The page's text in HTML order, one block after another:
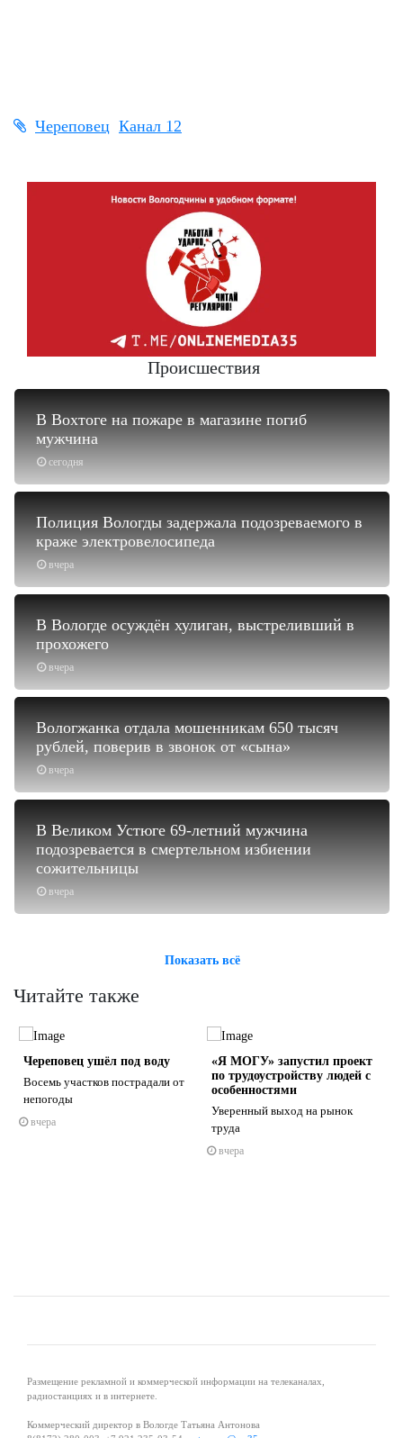
Череповец Канал 12
Происшествия
сегодня
В Вохтоге на пожаре в магазине погиб
мужчина
вчера
Полиция Вологды задержала подозреваемого в
краже электровелосипеда
вчера
В Вологде осуждён хулиган, выстреливший в
прохожего
вчера
Вологжанка отдала мошенникам 650 тысяч
рублей, поверив в звонок от «сына»
вчера
В Великом Устюге 69-летний мужчина
подозревается в смертельном избиении
сожительницы
Показать всё
Читайте также
Череповец ушёл под воду
Восемь участков пострадали от
непогоды
вчера
«Я МОГУ» запустил проект
по трудоустройству людей с
особенностями
Уверенный выход на рынок
труда
вчера
Размещение рекламной и коммерческой информации на телеканалах,
радиостанциях и в интернете.
Коммерческий директор в Вологде Татьяна Антонова